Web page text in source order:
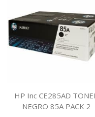
HP Inc CE285AD
NEGRO 85A PACK 2